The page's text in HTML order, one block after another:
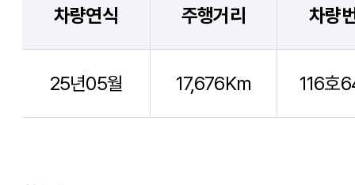
25년05월 17,676Km 116호
옵션